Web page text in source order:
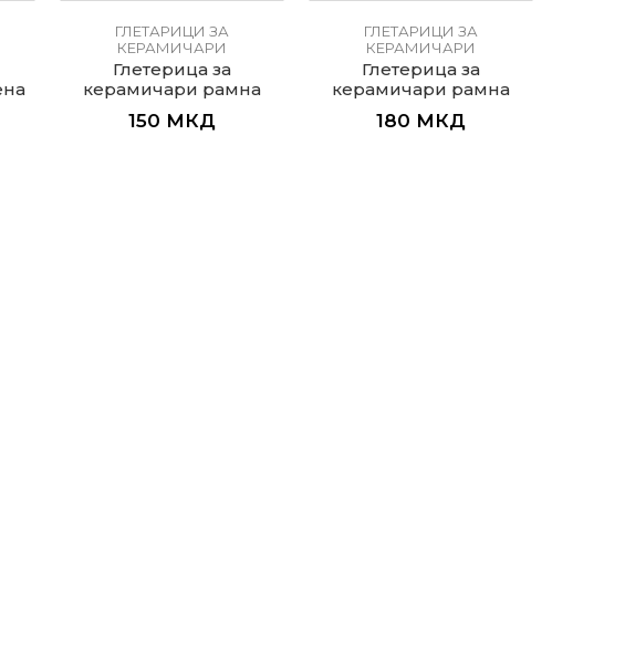
ГЛЕТАРИЦИ ЗА
КЕРАМИЧАРИ
Глетерица за
керамичари рамна
180мм
150 МКД
ГЛЕТАРИЦИ ЗА
КЕРАМИЧАРИ
Глетерица за
керамичари рамна
250мм
180 МКД